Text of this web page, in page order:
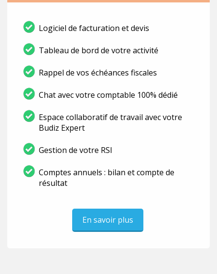
Logiciel de facturation et devis
Tableau de bord de votre activité
Rappel de vos échéances fiscales
Chat avec votre comptable 100% dédié
Espace collaboratif de travail avec votre
Budiz Expert
Gestion de votre RSI
Comptes annuels : bilan et compte de
résultat
En savoir plus